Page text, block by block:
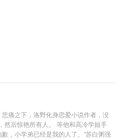
痛之下，洛野化身恋爱小说作者，没
后惊艳所有人。 等他和高冷学姐手
，小学弟已经是我的人了。”苏白粥强